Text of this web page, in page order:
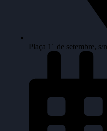
Plaça 11 de setembre, s/n